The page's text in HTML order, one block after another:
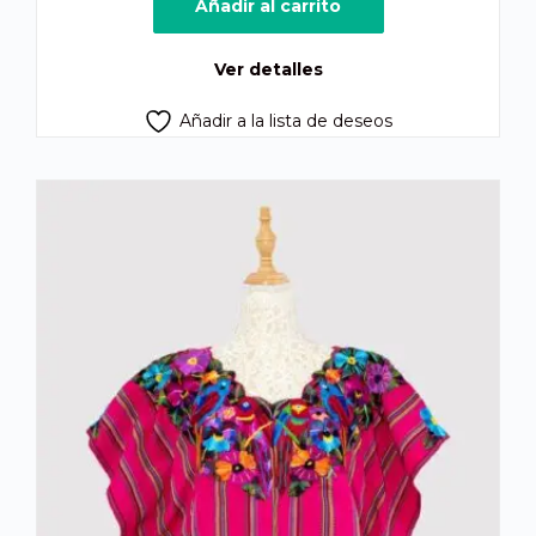
era:
es:
Añadir al carrito
Ver detalles
Añadir a la lista de deseos